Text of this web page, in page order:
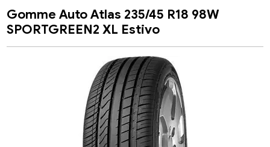
Gomme Auto Atlas 235/45 R18 98W
SPORTGREEN2 XL Estivo